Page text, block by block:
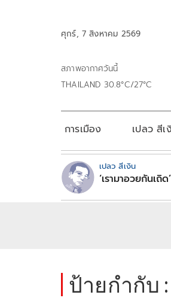
ศุกร์, 7 สิงหาคม 2569
สภาพอากาศวันนี้
THAILAND 30.8°C/27°C
การเมือง เปลว สีเ
เปลว สีเงิน
‘เรามาอวยกันเถิด’
ป้ายกำกับ :